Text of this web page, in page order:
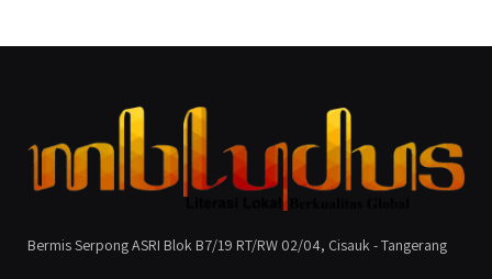
Bermis Serpong ASRI Blok B7/19 RT/RW 02/04, Cisauk - Tangerang